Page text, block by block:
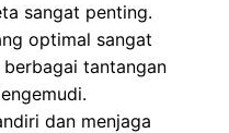
sangat penting.
optimal sangat
tantangan
dan menjaga